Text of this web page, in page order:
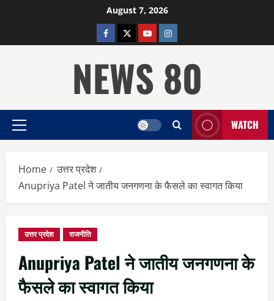
August 7, 2026
facebooktwitterYOUTUBE
instagram
NEWS 80
Primary
WATCH
Home
उत्तर प्रदेश
Anupriya Patel ने जातीय जनगणना के फैसले का स्वागत किया
उत्तर प्रदेश राजनीति
Anupriya Patel ने जातीय जनगणना के
फैसले का स्वागत किया